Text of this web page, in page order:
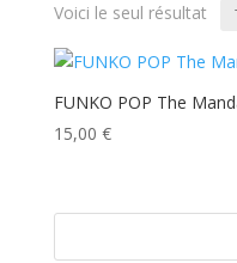
Voici le seul résultat
FUNKO POP The
15,00 €